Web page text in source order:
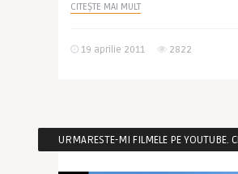
CITEȘTE MAI MULT
19 aprilie 2011 2822
URMARESTE-MI FILMELE PE YOUTUBE.